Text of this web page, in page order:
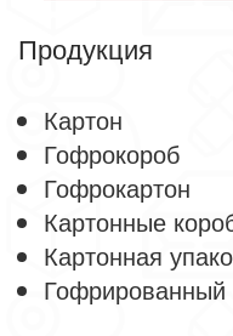
Продукция
Картон
Гофрокороб
Гофрокартон
Картонные
Картонная
Гофрированный